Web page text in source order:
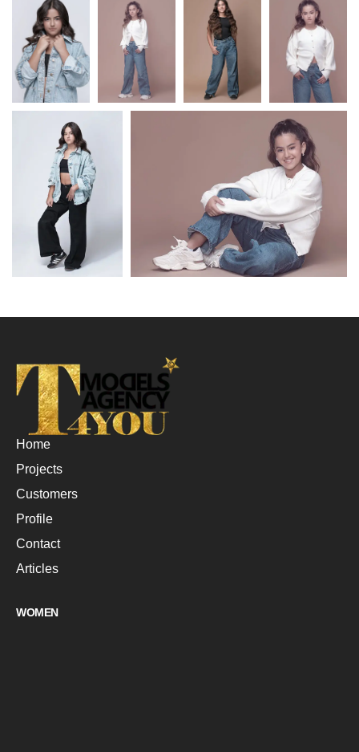
Home
Projects
Customers
Profile
Contact
Articles
WOMEN